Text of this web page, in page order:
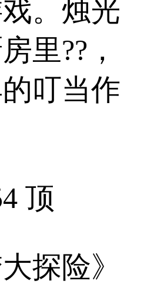
。烛光
里??，
叮当作
顶
探险》